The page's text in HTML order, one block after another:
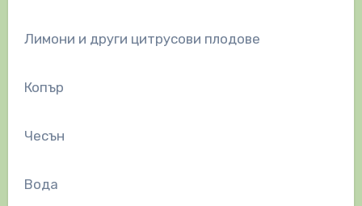
Лимони и други цитрусови плодове
Копър
Чесън
Вода